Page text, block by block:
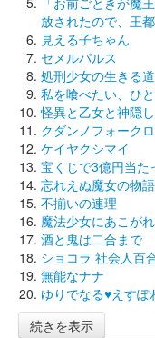
放されたので、王
見える子ちゃん
セメルパルス
処刑少女の生きる道
私を喰べたい、ひ
怪異と乙女と神隠し
クダンノフォーク
ケイヤクシマイ
宝くじで3億円当た
忘れえぬ魔女の物語
不揃いの連理
魔法少女にあこが
酒と鬼は二合まで
ショコラ 社会人百
無能なナナ
ゆりでなる♥えすぽ
続きを表示